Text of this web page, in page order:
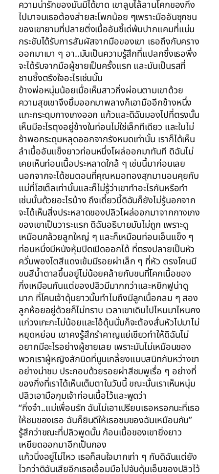
ความน่ารักของมันมิได้ขาด เขาลูบไล้ลานโคกของกิ่ง
ไปมาจนเธอต้องส่ายสะโพกน้อย ๆเพราะมืออันซุกซน
ของเขายามที่ปลายติ่งเนื้ออันชี้เด่พ้นปากแคมที่แน่น
กระชับได้รับการสัมผัสจากมือของเขา เธอถึงกับคราง
ออกมาเบา ๆ อา..มันเป็นความรู้สึกที่แปลกซึ่งเธอพึ่ง
จะได้รับจากมือผู้ชายเป็นครั้งแรก และมันเป็นรสที่
ซาบซึ้งตรึงใจอะไรเช่นนั้น
ข้างพ่อหนุ่มน้อยเมื่อเห็นสาวกิ่งผ่อนตามเขาด้วย
ความสุขเขาจึงยิ้มออกมาพลางก็เอามืออีกข้างหนึ่ง
แกะกระดุมกางเกงออก แก้วและดิฉันมองไปที่ตรงนั้น
เห็นมีอะไรตุงอยู่ข้างในท่อนไม่ใช่เล็กทีเดียว และในไม่
ช้าพอกระดุมหลุดออกจากรังหมดเท่านั้น เราก็ได้เห็น
ลำเนื้ออันแข็งยาวท่อนหนึ่งโผล่ออกมาทันที ดิฉันไม่
เคยเห็นท่อนเนื้อประหลาดใกล้ ๆ เช่นนี้มาก่อนเลย
นอกจากจะได้ชมตอนที่คุณหมอทองสุกมานอนคุยกับ
แม่ที่โฮเต็ลเท่านั้นและก็ไม่รู้ว่าเขาทำอะไรกันหรือทำ
เช่นนั้นด้วยอะไรบ้าง ถึงเดี๋ยวนี้ดิฉันก็ยังไม่รู้นอกจาก
จะได้เห็นสิ่งประหลาดของปลิวโผล่ออกมาจากกางเกง
ของเขาเป็นวาระแรก ดิฉันอธิบายมันไม่ถูก เพราะดู
เหมือนกล้วยลูกใหญ่ ๆ และก็เหมือนท่อนเอ็นแข็ง ๆ
ท่อนหนึ่งมีหนังหุ้มปิดเปิดออกได้ ที่ตรงปลายเป็นหัว
ควั่นพองโตสีแดงเข้มมีรอยผ่าเล็ก ๆ ที่หัว ตรงโคนมี
ขนสีน้ำตาลขึ้นอยู่ไม่น้อยคล้ายกับขนที่โคกเนื้อของ
กิ่งเหมือนกันแต่ของปลิวมีมากกว่าและหยิกฟูน่าดู
มาก ที่โคนเจ้าดุ้นยาวนั้นทำไมถึงมีลูกเนื้อกลม ๆ สอง
ลูกห้อยอยู่ด้วยก็ไม่ทราบ เวลาเขาเดินไปไหนมาไหนคง
แก่วงเกะกะไม่น้อยและไอ้ดุ้นนั่นก็จะต้องสั่นหัวไปมาไม่
หยุดหย่อน เขาคงรู้สึกรำคาญแย่เชียวทำให้ดิฉันไม่
อยากมีอะไรอย่างผู้ชายเลย เพราะมันไม่เหมือนของ
พวกเราผู้หญิงสักนิดที่นูนเกลี้ยงแนบสนิทกับหว่างขา
อย่างน่าชม ประกอบด้วยรอยผ่าสีชมพูเรื่อ ๆ อย่างที่
ของกิ่งที่เราได้เห็นเต็มตาในวันนี้ ขณะนั้นเราเห็นหนุ่ม
ปลิวเอามือกุมเจ้าท่อนเนื้อไว้และพูดว่า
“กิ่งจ๋า..แม่เพื่อนรัก ฉันไม่เอาเปรียบเธอหรอกนะที่เธอ
ให้ชมของเธอ ฉันก็ยินดีให้เธอชมของฉันเหมือนกัน”
รู้สึกว่าขณะที่ปลิวพูดนั้น ก้อนเนื้อของเขายิ่งยาว
เหยียดออกมาอีกเป็นกอง
แก้วนิ่งอยู่ไม่ไหว เธอก็สนใจมากเท่า ๆ กับดิฉันแต่ยัง
ไวกว่าดิฉันเสียอีกเธอเอื้อมมือไปจับดุ้นเอ็นของปลิวไว้